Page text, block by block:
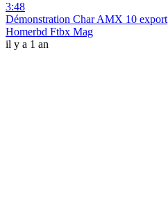
3:48
Démonstration Char AMX 10 export
Homerbd Ftbx Mag
il y a 1 an